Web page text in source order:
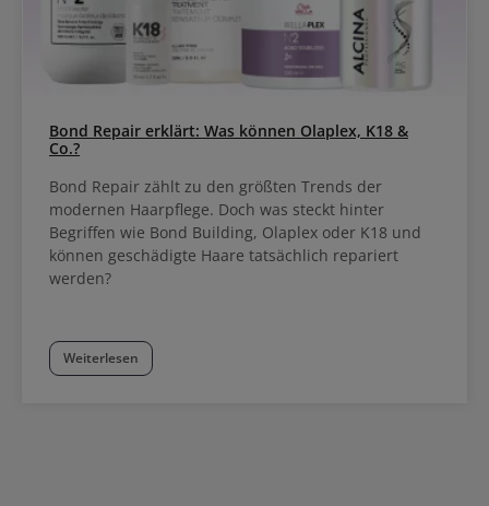
Bond Repair erklärt: Was können Olaplex, K18 &
Co.?
Bond Repair zählt zu den größten Trends der
modernen Haarpflege. Doch was steckt hinter
Begriffen wie Bond Building, Olaplex oder K18 und
können geschädigte Haare tatsächlich repariert
werden?
Weiterlesen